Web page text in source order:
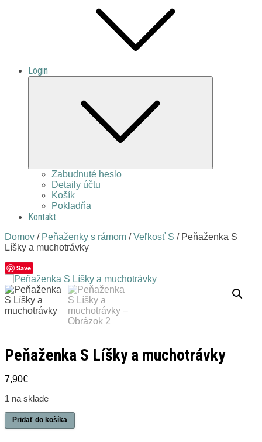
Login
Zabudnuté heslo
Detaily účtu
Košík
Pokladňa
Kontakt
Domov / Peňaženky s rámom /Veľkosť S / Peňaženka S
Líšky a muchotrávky
Save
Peňaženka S Líšky a muchotrávky
7,90€
1 na sklade
množstvo
Peňaženka
Pridať do košíka